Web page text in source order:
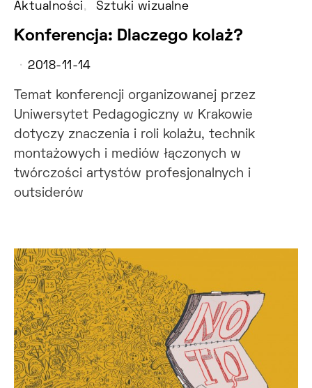
Aktualności Sztuki wizualne
Konferencja: Dlaczego kolaż?
2018-11-14
Temat konferencji organizowanej przez
Uniwersytet Pedagogiczny w Krakowie
dotyczy znaczenia i roli kolażu, technik
montażowych i mediów łączonych w
twórczości artystów profesjonalnych i
outsiderów